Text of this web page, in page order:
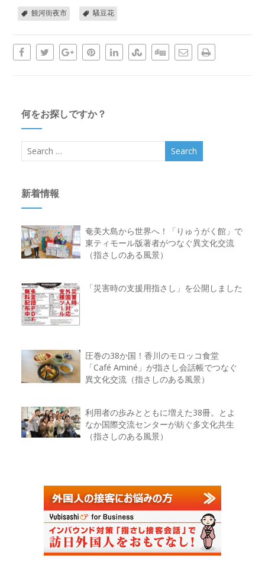
饒河街夜市 騷豆花
何をお探しですか？
新着情報
奄美大島から世界へ！「りゅうがく館」で
東ティモール版著者がつなぐ異文化交流
（指さしのある風景）
「災害時の支援用指さし」を公開しました
圧巻の38か国！香川のモロッコ食堂
「Café Aminé」が指さし会話帳でつなぐ
異文化交流（指さしのある風景）
利用者の歩みとともに増えた38冊。とよ
なか国際交流センターが紡ぐ多文化共生
（指さしのある風景）